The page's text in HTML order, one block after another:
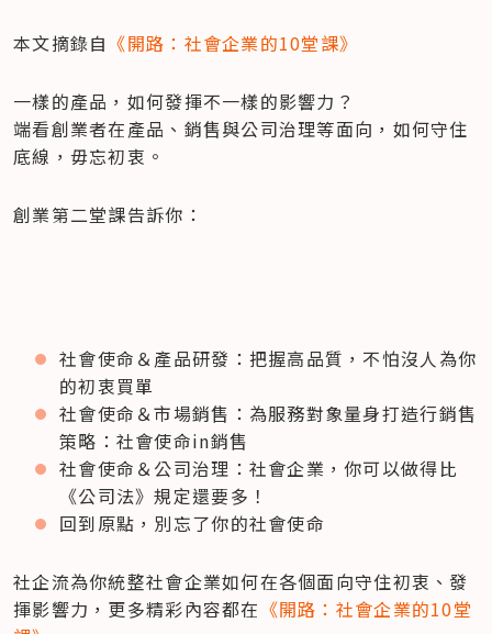
本文摘錄自 《開路：社會企業的10堂課》
一樣的產品，如何發揮不一樣的影響力？
端看創業者在產品、銷售與公司治理等面向，如何守住
底線，毋忘初衷。
創業第二堂課告訴你：
社會使命＆產品研發：把握高品質，不怕沒人為你
的初衷買單
社會使命＆市場銷售：為服務對象量身打造行銷售
策略：社會使命in銷售
社會使命＆公司治理：社會企業，你可以做得比
《公司法》規定還要多！
回到原點，別忘了你的社會使命
社企流為你統整社會企業如何在各個面向守住初衷、發
揮影響力，更多精彩內容都在 《開路：社會企業的10堂